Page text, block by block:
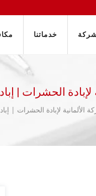
خدماتنا
الحشرات | إبادة
لإبادة الحشرات | إبادة